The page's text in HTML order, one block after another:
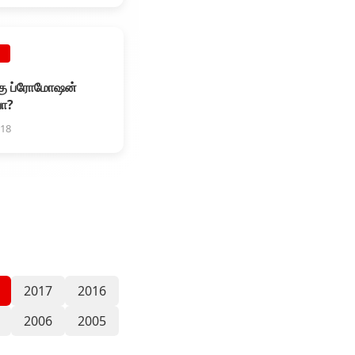
ப்ரோமோஷன்
2017
2016
2006
2005